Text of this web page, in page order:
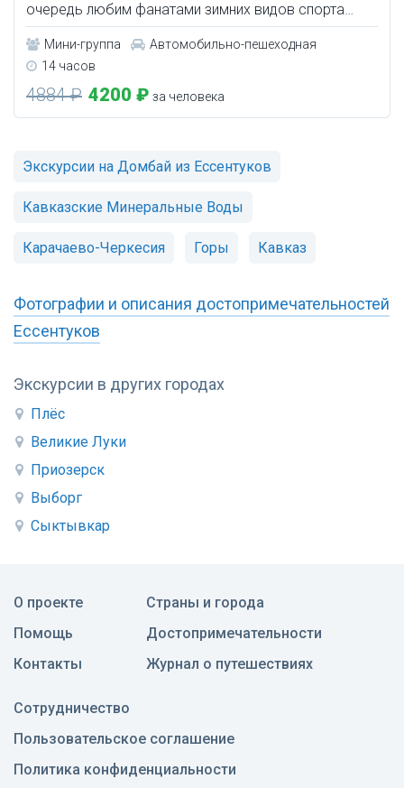
Экскурсии в других городах
Плёс
Великие Луки
Приозерск
Выборг
Сыктывкар
очередь любим фанатами зимних видов спорта…
Мини-группа
Автомобильно-пешеходная
14 часов
4884 ₽ 4200 ₽ за человека
Экскурсии на Домбай из Ессентуков
Кавказские Минеральные Воды
Карачаево-Черкесия Горы Кавказ
Фотографии и описания достопримечательностей
Ессентуков
О проекте
Помощь
Контакты
Страны и города
Достопримечательности
Журнал о путешествиях
Сотрудничество
Пользовательское соглашение
Политика конфиденциальности